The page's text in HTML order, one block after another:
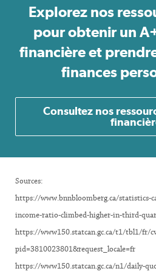
Explorez nos
pour obtenir un
financière et
finances
Consultez nos
Sources:
https://www.bnnbloomberg.ca/statistics-
income-ratio-climbed-higher-in-third-
https://www150.statcan.gc.ca/t1/tbl1/fr/
pid=3810023801&request_locale=fr
https://www150.statcan.gc.ca/n1/daily-